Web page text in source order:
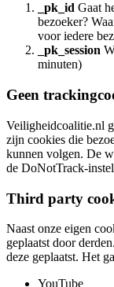
_pk_id Gaat
bezoeker?
voor iedere
_pk_session
minuten)
Geen
Veiligheidcoalitie.nl
zijn cookies die
kunnen volgen. De
de DoNotTrack-
Third party
Naast onze eigen
geplaatst door
deze geplaatst. Het
YouTube